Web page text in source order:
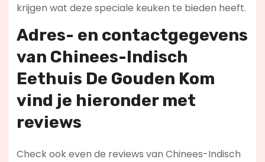
krijgen wat deze speciale keuken te bieden heeft.
Adres- en contactgegevens
van Chinees-Indisch
Eethuis De Gouden Kom
vind je hieronder met
reviews
Check ook even de reviews van Chinees-Indisch